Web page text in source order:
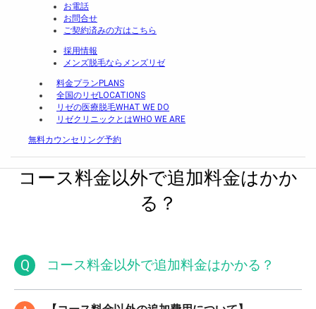
お電話
お問合せ
ご契約済みの方はこちら
採用情報
メンズ脱毛ならメンズリゼ
料金プラン PLANS
全国のリゼLOCATIONS
リゼの医療脱毛WHAT WE DO
リゼクリニックとはWHO WE ARE
無料カウンセリング予約
コース料金以外で追加料金はかか
る？
Q コース料金以外で追加料金はかかる？